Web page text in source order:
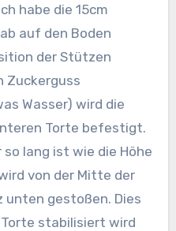
habe die 15cm
auf den Boden
der Stützen
Zuckerguss
Wasser) wird die
Torte befestigt.
lang ist wie die Höhe
von der Mitte der
unten gestoßen. Dies
stabilisiert wird